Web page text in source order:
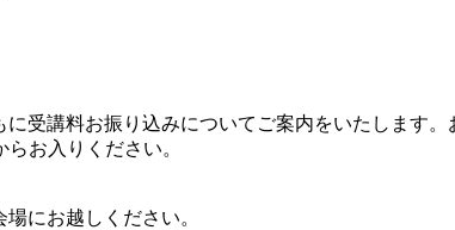
に受講料お振り込みについてご案内をいたします
お入りください。
にお越しください。